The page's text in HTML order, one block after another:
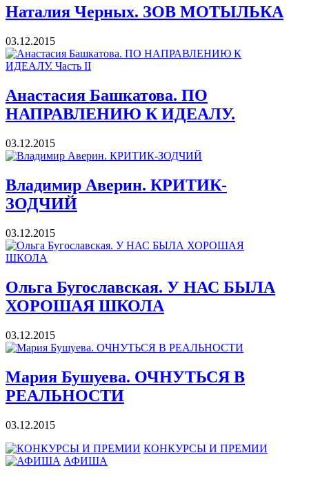
Наталия Черных. ЗОВ МОТЫЛЬКА
03.12.2015
Анастасия Башкатова. ПО
НАПРАВЛЕНИЮ К ИДЕАЛУ.
03.12.2015
Владимир Аверин. КРИТИК-
ЗОДЧИЙ
03.12.2015
Ольга Бугославская. У НАС БЫЛА
ХОРОШАЯ ШКОЛА
03.12.2015
Мария Бушуева. ОЧНУТЬСЯ В
РЕАЛЬНОСТИ
03.12.2015
КОНКУРСЫ И ПРЕМИИ
АФИША